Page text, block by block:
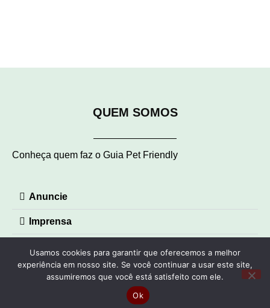
QUEM SOMOS
Conheça quem faz o Guia Pet Friendly
Anuncie
Imprensa
© Guia Pet Friendly 2023 – Todos os direitos reservados |
Desenvolvido por VolpeDesigner
Usamos cookies para garantir que oferecemos a melhor
experiência em nosso site. Se você continuar a usar este site,
assumiremos que você está satisfeito com ele.
Ok